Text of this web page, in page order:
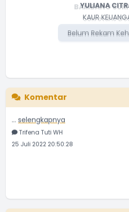
YULIANA
KAUR
Belum Rekam
Komentar
Semoga dengan adanya program
Trifena Tuti WH
25 Juli 2022 20:50:28